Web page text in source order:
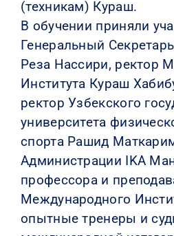
(техникам) Кураш.
В обучении приняли
Генеральный
Реза Нассири, ректор
Института Кураш
ректор Узбекского
университета
спорта Рашид
Администрации IKA
профессора и
Международного
опытные тренеры и